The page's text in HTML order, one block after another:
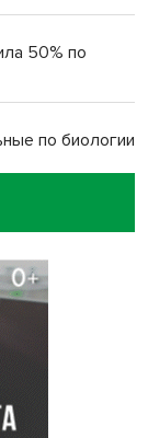
50% по
по биологии